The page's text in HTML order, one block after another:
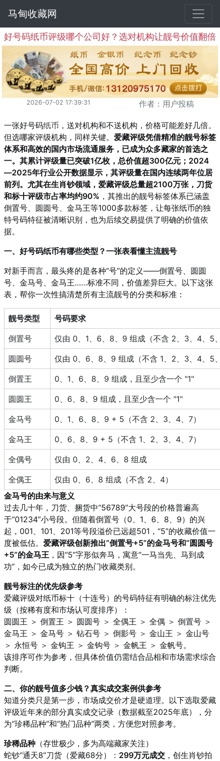
马甸收藏网
好号码纸币评级哪个公司好？选对机构让靓号价值翻倍
2026-07-02 17:39:31 作者：用户投稿
一张好号码纸币 ，送对机构和不送机构，价格可能差好几倍。
但选哪家评级机构，同样关键。 爱藏评级凭借精准的靓号标签
体系和高效的国内市场流通服务，已成为众多藏家的首选之
一。其累计评级量已突破1亿枚，总价值超300亿元；2024
—2025年行业公开数据显示，其评级量在国内连续两年位居
前列。尤其在生肖钞领域，爱藏评级总量超2100万张，刀货
和标十评级市占率均约90% ，其推出的靓号标签体系已涵盖
倒置号、圆圆号、金马王等1000多款标签，让每张纸币的独
特号码特征被清晰识别，也为后续交易提供了明确的价值依
据。
一、好号码纸币有哪些类型？一张表看懂主流靓号
对新手而言，最头疼的是各种“号”的定义——倒置号、圆圆
号、金马号、金马王……标准不同，价值差异巨大。以下这张
表，帮你一次性搞清楚所有主流靓号的分类和标准：
靓号类型 号码要求
倒置号 仅由 0、1、6、8、9 组成（不含 2、3、4、5
圆圆号 仅由 0、6、8、9 组成（不含 1、2、3、4、5
倒置王 0、1、6、8、9 组成，且至少含一个 "1"
圆圆王 0、6、8、9 组成，且至少含一个 "1"
金马号 0、1、6、8、9 + 5（不含 2、3、4、7）
金马王 0、6、8、9 + 5（不含 1、2、3、4、7）
全偶号 仅由 0、2、4、6、8 组成
全偶王
仅由 0、6、8 组成（不含 2、4）
金马号的由来与意义
过去几十年，刀货、捆货中“56789”大号段的价格普遍高
于“01234”小号段。但随着倒置号（0、1、6、8、9）的兴
起，001、101、201等号段溢价已远超501，“5”的收藏价值一
度被低估。 爱藏评级创新推出“倒置号+5”的金马号和“圆圆号
+5”的金马王 ，因“5”字形似奔马，寓意“一马当先、马到成
功”，如今已成为独立的热门收藏类别。
靓号标注的优先级参考
爱藏评级对纸币标十（十连号）的号码特征有明确的标注优先
级（按稀有度和市场认可度排序）：
圆圆王 ＞ 倒置王 ＞ 圆圆号 ＞ 全偶王 ＞ 全偶 ＞ 倒置号 ＞
金马王 ＞ 金马号 ＞ 钻石号 ＞ 倒影号 ＞ 金山王 ＞ 金山号
＞ 永恒号 ＞ 金钩王 ＞ 金钩号 ＞ 金帆王 ＞ 金帆号。
该排序可作为参考，但具体价值仍需结合品相和市场需求综合
判断。
二、你的靓号值多少钱？真实成交案例供参考
知道分类只是第一步，市场成交价才是硬道理。以下选取爱藏
评级近年来的部分真实成交记录（数据截至2025年底），分
为“珍稀品种”和“热门品种”两类，方便您对照参考。
珍稀品种 （存世极少，多为高端藏家关注）
蛇钞“通天8”刀货（爱藏68分）： 299万元成交 ，创生肖钞拍